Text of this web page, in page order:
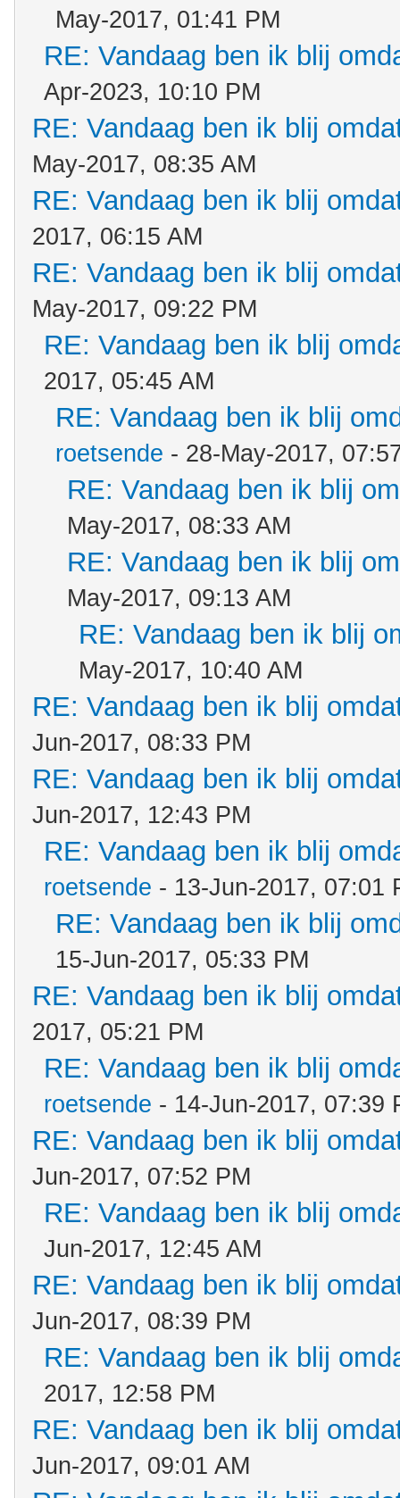
May-2017, 01:41 PM
RE: Vandaag ben ik blij
Apr-2023, 10:10 PM
RE: Vandaag ben ik blij
May-2017, 08:35 AM
RE: Vandaag ben ik blij
2017, 06:15 AM
RE: Vandaag ben ik blij
May-2017, 09:22 PM
RE: Vandaag ben ik blij
2017, 05:45 AM
RE: Vandaag ben ik blij
roetsende - 28-May-2017,
RE: Vandaag ben ik blij
May-2017, 08:33 AM
RE: Vandaag ben ik blij
May-2017, 09:13 AM
RE: Vandaag ben ik blij
May-2017, 10:40 AM
RE: Vandaag ben ik blij
Jun-2017, 08:33 PM
RE: Vandaag ben ik blij
Jun-2017, 12:43 PM
RE: Vandaag ben ik blij
roetsende - 13-Jun-2017, 07:01
RE: Vandaag ben ik blij
15-Jun-2017, 05:33 PM
RE: Vandaag ben ik blij
2017, 05:21 PM
RE: Vandaag ben ik blij
roetsende - 14-Jun-2017, 07:39
RE: Vandaag ben ik blij
Jun-2017, 07:52 PM
RE: Vandaag ben ik blij
Jun-2017, 12:45 AM
RE: Vandaag ben ik blij
Jun-2017, 08:39 PM
RE: Vandaag ben ik blij
2017, 12:58 PM
RE: Vandaag ben ik blij
Jun-2017, 09:01 AM